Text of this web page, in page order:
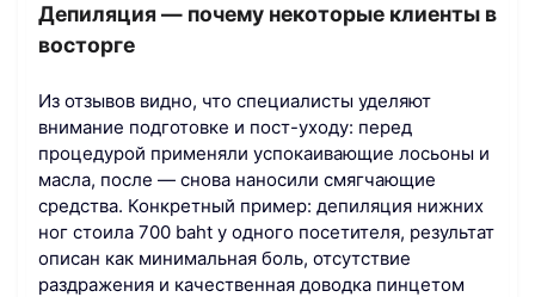
Депиляция — почему некоторые клиенты в
восторге
Из отзывов видно, что специалисты уделяют
внимание подготовке и пост-уходу: перед
процедурой применяли успокаивающие лосьоны и
масла, после — снова наносили смягчающие
средства. Конкретный пример: депиляция нижних
ног стоила 700 baht у одного посетителя, результат
описан как минимальная боль, отсутствие
раздражения и качественная доводка пинцетом